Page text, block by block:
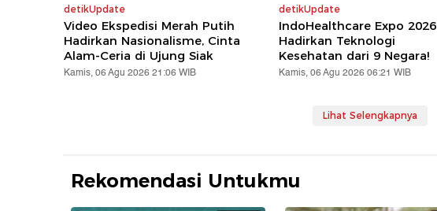
detikUpdate
Video Ekspedisi Merah Putih
Hadirkan Nasionalisme, Cinta
Alam-Ceria di Ujung Siak
Kamis, 06 Agu 2026 21:06 WIB
detikUpdate
IndoHealthcare Expo 2026
Hadirkan Teknologi
Kesehatan dari 9 Negara!
Kamis, 06 Agu 2026 06:21 WIB
Lihat Selengkapnya
Rekomendasi Untukmu